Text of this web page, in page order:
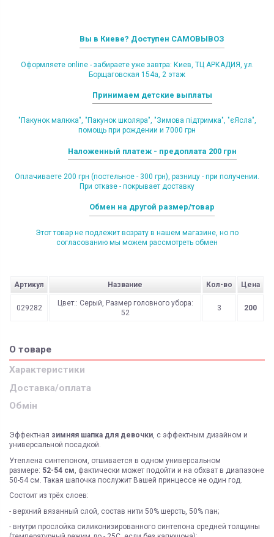
Вы в Киеве? Доступен САМОВЫВОЗ
Оформляете online - забираете уже завтра: Киев, ТЦ АРКАДИЯ, ул.
Борщаговская 154а, 2 этаж
Принимаем детские выплаты
"Пакунок малюка", "Пакунок школяра", "Зимова підтримка", "єЯсла",
помощь при рождении и 7000 грн
Наложенный платеж - предоплата 200 грн
Оплачиваете 200 грн (постельное - 300 грн), разницу - при получении.
При отказе - покрывает доставку
Обмен на другой размер/товар
Этот товар не подлежит возрату в нашем магазине, но по
согласованию мы можем рассмотреть обмен
Артикул Название Кол-во Цена
029282
Цвет:: Серый, Размер головного убора:
52
3 200
О товаре
Характеристики
Доставка/оплата
Обмін
Эффектная зимняя шапка для девочки, с эффектным дизайном и
универсальной посадкой.
Утеплена синтепоном, отшивается в одном универсальном
размере: 52-54 см , фактически может подойти и на обхват в диапазоне
50-54 см. Такая шапочка послужит Вашей принцессе не один год.
Состоит из трёх слоев:
- верхний вязанный слой, состав нити 50% шерсть, 50% пан;
- внутри прослойка силиконизированного синтепона средней толщины